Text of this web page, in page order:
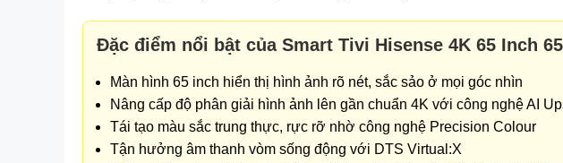
Đặc điểm nổi bật của Smart Tivi Hisense 4K 65 Inch
Màn hình 65 inch hiển thị hình ảnh rõ nét, sắc sảo ở mọi góc nhìn
Nâng cấp độ phân giải hình ảnh lên gần chuẩn 4K với công nghệ AI
Tái tạo màu sắc trung thực, rực rỡ nhờ công nghệ Precision Colour
Tận hưởng âm thanh vòm sống động với DTS Virtual:X